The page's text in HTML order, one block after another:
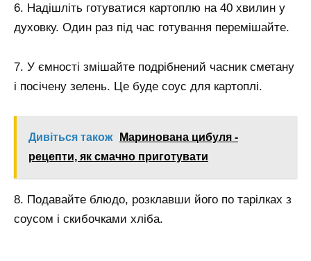
6. Надішліть готуватися картоплю на 40 хвилин у
духовку. Один раз під час готування перемішайте.
7. У ємності змішайте подрібнений часник сметану
і посічену зелень. Це буде соус для картоплі.
Дивіться також
Маринована цибуля -
рецепти, як смачно приготувати
8. Подавайте блюдо, розклавши його по тарілках з
соусом і скибочками хліба.